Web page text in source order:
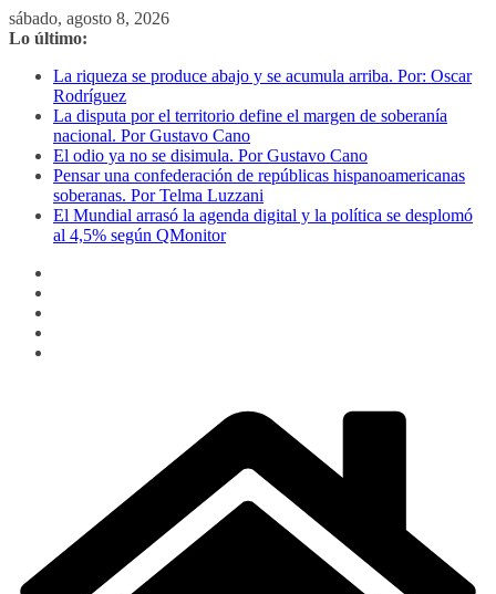
Saltar
al
sábado, agosto 8, 2026
Lo último:
La riqueza se produce abajo y se acumula arriba. Por: Oscar
Rodríguez
La disputa por el territorio define el margen de soberanía
nacional. Por Gustavo Cano
El odio ya no se disimula. Por Gustavo Cano
Pensar una confederación de repúblicas hispanoamericanas
soberanas. Por Telma Luzzani
El Mundial arrasó la agenda digital y la política se desplomó
al 4,5% según QMonitor